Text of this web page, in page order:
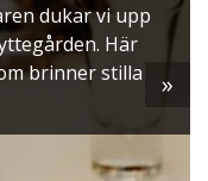
dukar vi upp
Här
brinner stilla
»